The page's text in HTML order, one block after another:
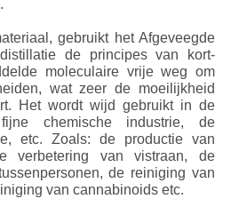
gebruikt het Afgeveegde
de principes van kort-
moleculaire vrije weg om
wat zeer de moeilijkheid
Het wordt wijd gebruikt in de
chemische industrie, de
etc. Zoals: de productie van
verbetering van vistraan, de
de reiniging van
van cannabinoids etc.